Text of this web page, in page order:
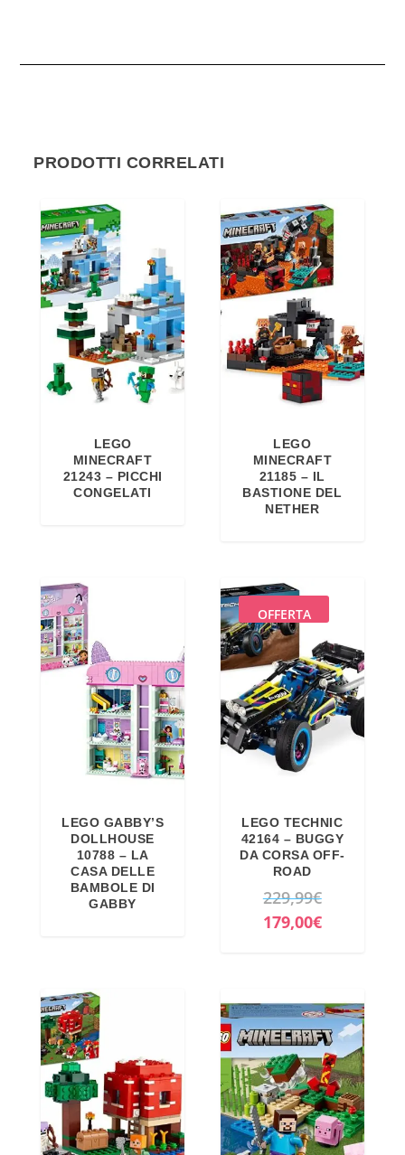
PRODOTTI CORRELATI
LEGO
MINECRAFT
21243 – PICCHI
CONGELATI
LEGO
MINECRAFT
21185 – IL
BASTIONE DEL
NETHER
LEGO GABBY’S
DOLLHOUSE
10788 – LA
CASA DELLE
BAMBOLE DI
GABBY
OFFERTA
LEGO TECHNIC
42164 – BUGGY
DA CORSA OFF-
ROAD
229,99€I
l
z
z
o
o
r
i
179,00€I
e
z
z
o
a
t